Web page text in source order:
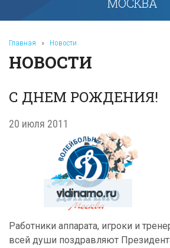
Главная » Новости
НОВОСТИ
С ДНЕМ РОЖДЕНИЯ!
20 июля 2011
Работники аппарата, игроки и
всей души поздравляют